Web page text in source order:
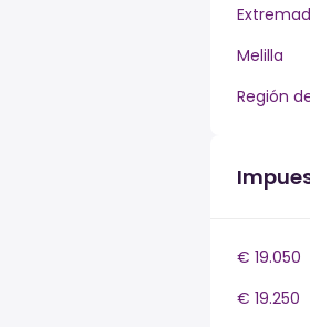
Melilla
Región
€ 19.050
€ 19.250